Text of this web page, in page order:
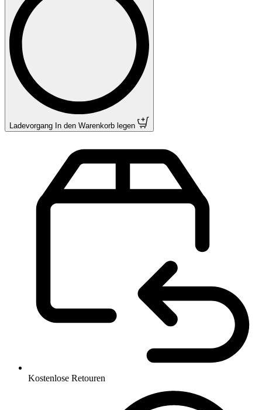
Ladevorgang In den Warenkorb legen
Kostenlose Retouren